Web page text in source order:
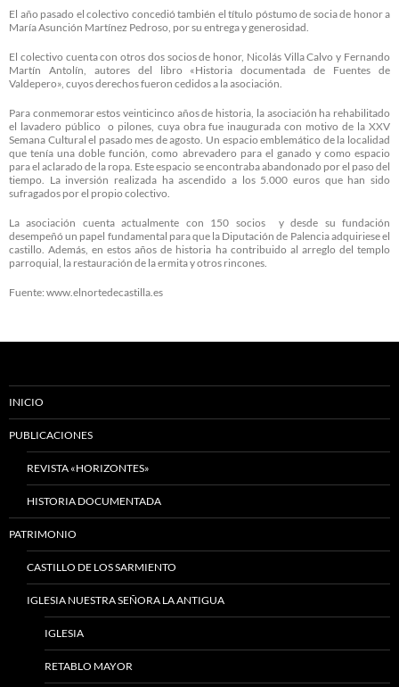
El año pasado el colectivo concedió también el título póstumo de socia de honor a
María Asunción Martínez Pedroso, por su entrega y generosidad.
El colectivo cuenta con otros dos socios de honor, Nicolás Villa Calvo y Fernando
Martín Antolín, autores del libro «Historia documentada de Fuentes de
Valdepero», cuyos derechos fueron cedidos a la asociación.
Para conmemorar estos veinticinco años de historia, la asociación ha rehabilitado
el lavadero público o pilones, cuya obra fue inaugurada con motivo de la XXV
Semana Cultural el pasado mes de agosto. Un espacio emblemático de la localidad
que tenía una doble función, como abrevadero para el ganado y como espacio
para el aclarado de la ropa. Este espacio se encontraba abandonado por el paso del
tiempo. La inversión realizada ha ascendido a los 5.000 euros que han sido
sufragados por el propio colectivo.
La asociación cuenta actualmente con 150 socios y desde su fundación
desempeñó un papel fundamental para que la Diputación de Palencia adquiriese el
castillo. Además, en estos años de historia ha contribuido al arreglo del templo
parroquial, la restauración de la ermita y otros rincones.
Fuente: www.elnortedecastilla.es
INICIO
PUBLICACIONES
REVISTA «HORIZONTES»
HISTORIA DOCUMENTADA
PATRIMONIO
CASTILLO DE LOS SARMIENTO
IGLESIA NUESTRA SEÑORA LA ANTIGUA
IGLESIA
RETABLO MAYOR